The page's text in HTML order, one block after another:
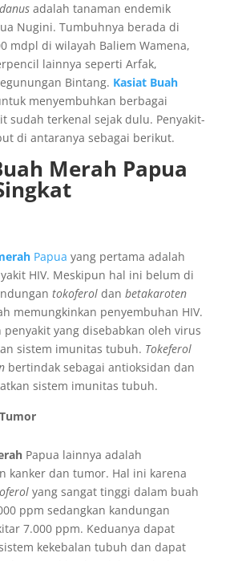
adalah tanaman endemik
Nugini. Tumbuhnya berada di
mdpl di wilayah Baliem Wamena,
lainnya seperti Arfak,
Bintang. Kasiat Buah
menyembuhkan berbagai
sudah terkenal sejak dulu. Penyakit-
di antaranya sebagai berikut.
Merah Papua
Papua yang pertama adalah
HIV. Meskipun hal ini belum di
tokoferoldan betakaroten
memungkinkan penyembuhan HIV.
penyakit yang disebabkan oleh virus
sistem imunitas tubuh. Tokeferol
bertindak sebagai antioksidan dan
sistem imunitas tubuh.
Papua lainnya adalah
kanker dan tumor. Hal ini karena
yang sangat tinggi dalam buah
ppm sedangkan kandungan
7.000 ppm. Keduanya dapat
kekebalan tubuh dan dapat